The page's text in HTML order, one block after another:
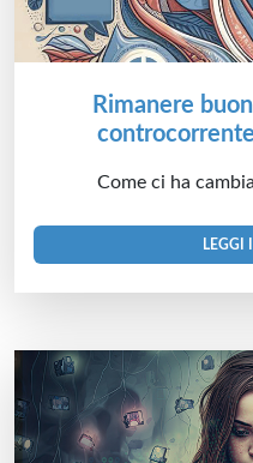
Rimanere
Come ci ha
LEGGI